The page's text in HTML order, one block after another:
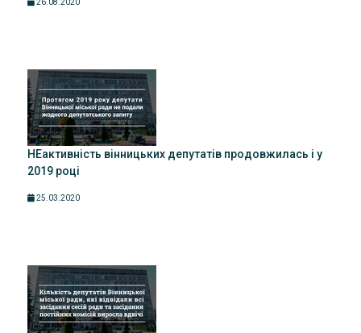
26.08.2020
НЕактивність вінницьких депутатів продовжилась і у
2019 році
25.03.2020